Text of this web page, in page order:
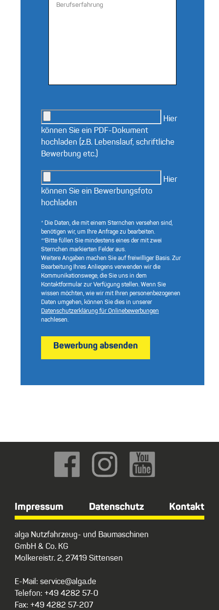
Hier
können Sie ein PDF-Dokument
hochladen (z.B. Lebenslauf, schriftliche
Bewerbung etc.)
Hier
können Sie ein Bewerbungsfoto
hochladen
* Die Daten, die mit einem Sternchen versehen sind,
benötigen wir, um Ihre Anfrage zu bearbeiten.
**Bitte füllen Sie mindestens eines der mit zwei
Sternchen markierten Felder aus.
Weitere Angaben machen Sie auf freiwilliger Basis. Zur
Bearbeitung Ihres Anliegens verwenden wir die
Kommunikationswege, die Sie uns in dem
Kontaktformular zur Verfügung stellen. Wenn Sie
wissen möchten, wie wir mit Ihren personenbezogenen
Daten umgehen, können Sie dies in unserer
Datenschutzerklärung für Onlinebewerbungen
nachlesen.
Bewerbung absenden
Impressum Datenschutz Kontakt
alga Nutzfahrzeug- und Baumaschinen
GmbH & Co. KG
Molkereistr. 2, 27419 Sittensen
E-Mail: service@alga.de
Telefon: +49 4282 57-0
Fax: +49 4282 57-207